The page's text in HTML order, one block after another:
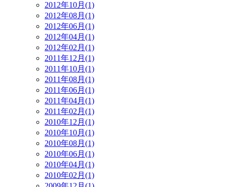
2012年10月(1)
2012年08月(1)
2012年06月(1)
2012年04月(1)
2012年02月(1)
2011年12月(1)
2011年10月(1)
2011年08月(1)
2011年06月(1)
2011年04月(1)
2011年02月(1)
2010年12月(1)
2010年10月(1)
2010年08月(1)
2010年06月(1)
2010年04月(1)
2010年02月(1)